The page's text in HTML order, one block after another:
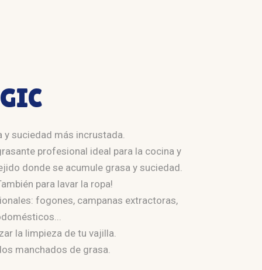
y suciedad más incrustada.
profesional ideal para la cocina y
donde se acumule grasa y suciedad.
para lavar la ropa!
fogones, campanas extractoras,
la limpieza de tu vajilla.
manchados de grasa.